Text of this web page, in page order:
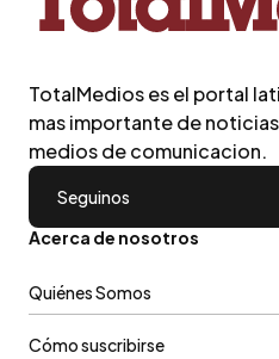
TotalMedios es el portal
mas importante de
medios de comunicacion.
Seguinos
Acerca de nosotros
Quiénes Somos
Cómo suscribirse